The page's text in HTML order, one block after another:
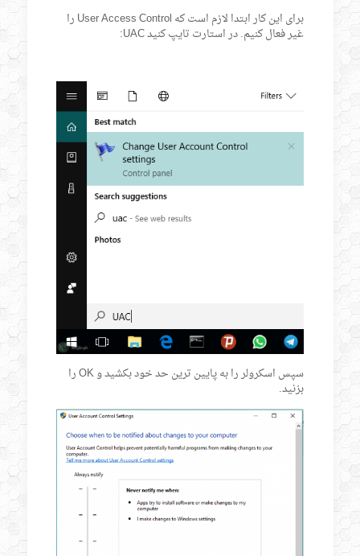
برای این کار ابتدا لازم است که User Access Control را
غیر فعال کنیم. در استارت تایپ کنید UAC:
سپس اسکرولر را به پایین ترین حد خود بکشید و OK را
بزنید.